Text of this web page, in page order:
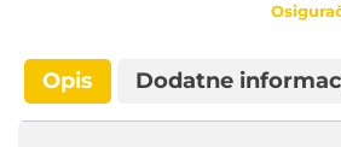
Opis Dodatne